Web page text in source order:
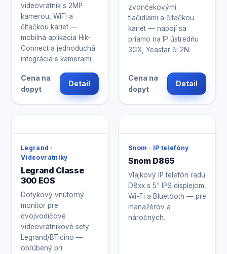
videovrátnik s 2MP
kamerou, WiFi a
čítačkou kariet —
mobilná aplikácia Hik-
Connect a jednoduchá
integrácia s kamerami.
Cena na
dopyt
Detail
zvončekovými
tlačidlami a čítačkou
kariet — napojí sa
priamo na IP ústredňu
3CX, Yeastar či 2N.
Cena na
dopyt
Detail
Legrand ·
Videovrátniky
Legrand Classe
300 EOS
Dotykový vnútorný
monitor pre
dvojvodičové
videovrátnikové sety
Legrand/BTicino —
obľúbený pri
Snom · IP telefóny
Snom D865
Vlajkový IP telefón radu
D8xx s 5" IPS displejom,
Wi-Fi a Bluetooth — pre
manažérov a
náročných.